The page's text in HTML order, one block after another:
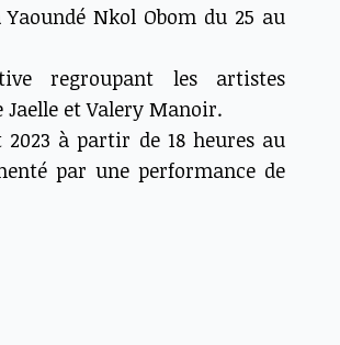
Nkol Obom du 25 au
regroupant les artistes
et Valery Manoir.
2023 à partir de 18 heures au
par une performance de